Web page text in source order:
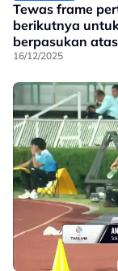
Tewas frame
berikutnya
berpasukan
16/12/2025